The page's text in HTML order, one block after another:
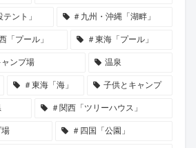
ント」 ＃九州・沖縄「湖畔」
「プール」 ＃東海「プール」
ンプ場 温泉
＃東海「海」 子供とキャンプ
＃関西「ツリーハウス」
場 ＃四国「公園」